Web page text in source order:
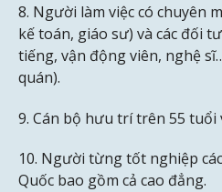
8. Người làm việc có chuyên
kế toán, giáo sư) và các đối
tiếng, vận động viên, nghệ
quán).
9. Cán bộ hưu trí trên 55 tuổi
10. Người từng tốt nghiệp
Quốc bao gồm cả cao đẳng.